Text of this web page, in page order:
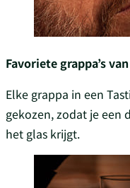
Favoriete grappa’s
Elke grappa in een
gekozen, zodat je een
het glas krijgt.